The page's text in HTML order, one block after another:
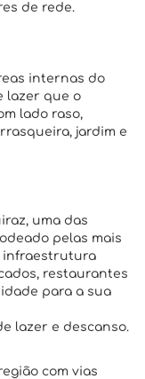
de rede.
internas do
lazer que o
lado raso,
jardim e
uma das
pelas mais
infraestrutura
restaurantes
para a sua
lazer e descanso.
com vias